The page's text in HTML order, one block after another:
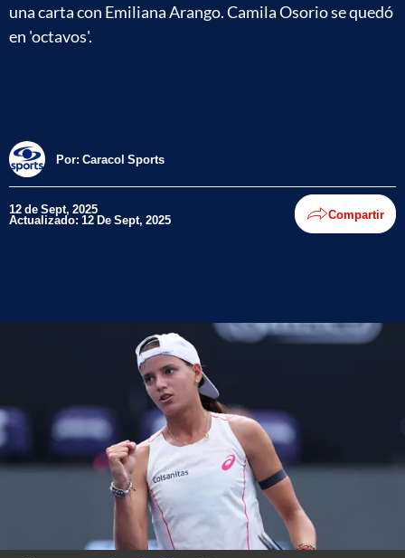
una carta con Emiliana Arango. Camila Osorio se quedó
en 'octavos'.
Por: Caracol Sports
12 de Sept, 2025
Actualizado: 12 De Sept, 2025 Compartir